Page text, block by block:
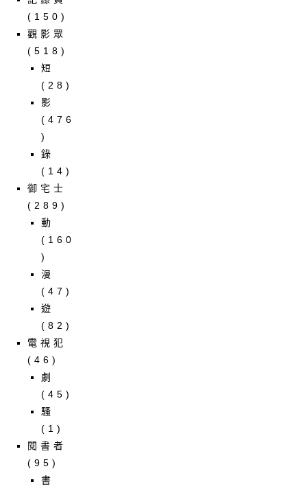
(150)
觀影眾
(518)
短
(28)
影
(476
)
錄
(14)
御宅士
(289)
動
(160
)
漫
(47)
遊
(82)
電視犯
(46)
劇
(45)
騷
(1)
閱書者
(95)
書